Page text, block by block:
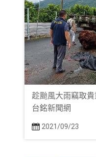
趁颱風大雨竊取
台銘新聞網
2021/09/23